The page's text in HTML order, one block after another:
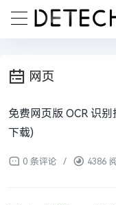
网页
免费网页版 OCR 识
下载)
0 条评论 / 4386